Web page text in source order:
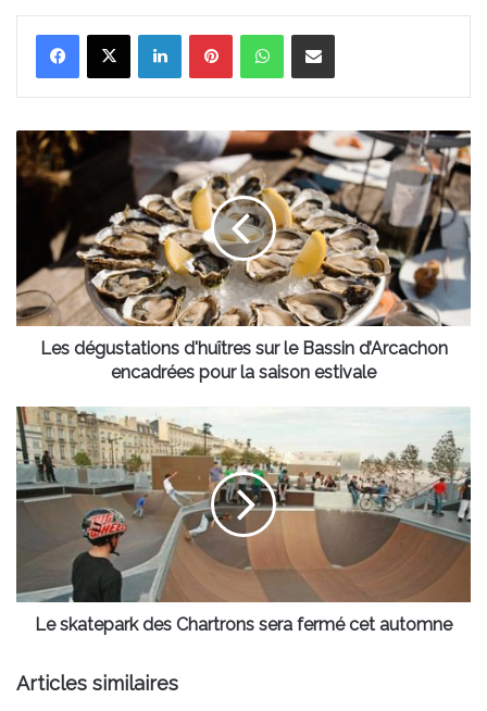
LinkedinPinterestWhatsAppPartager par email
dégustations
d'huîtres
Bassin
d’Arcachon
encadrées
pour
Les dégustations d'huîtres sur le Bassin d’Arcachon
encadrées pour la saison estivale
Le
skatepark
des
Chartrons
sera
automne
Le skatepark des Chartrons sera fermé cet automne
Articles similaires